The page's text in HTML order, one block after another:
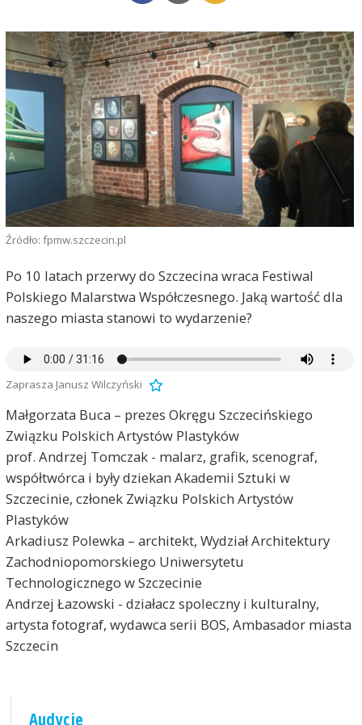
Źródło: fpmw.szczecin.pl
Po 10 latach przerwy do Szczecina wraca Festiwal
Polskiego Malarstwa Współczesnego. Jaką wartość dla
naszego miasta stanowi to wydarzenie?
Zaprasza Janusz Wilczyński
Małgorzata Buca – prezes Okręgu Szczecińskiego
Związku Polskich Artystów Plastyków
prof. Andrzej Tomczak - malarz, grafik, scenograf,
współtwórca i były dziekan Akademii Sztuki w
Szczecinie, członek Związku Polskich Artystów
Plastyków
Arkadiusz Polewka – architekt, Wydział Architektury
Zachodniopomorskiego Uniwersytetu
Technologicznego w Szczecinie
Andrzej Łazowski - działacz spoleczny i kulturalny,
artysta fotograf, wydawca serii BOS, Ambasador miasta
Szczecin
Audycje